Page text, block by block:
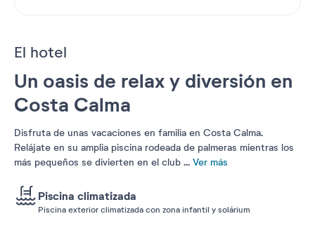
El hotel
Un oasis de relax y diversión en
Costa Calma
Disfruta de unas vacaciones en familia en Costa Calma.
Relájate en su amplia piscina rodeada de palmeras mientras los
más pequeños se divierten en el club ... Ver más
Piscina climatizada
Piscina exterior climatizada con zona infantil y solárium